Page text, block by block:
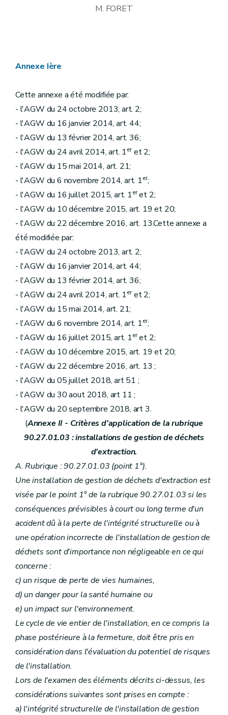
M. FORET
Annexe Ière
Cette annexe a été modifiée par:
- l'AGW du 24 octobre 2013, art. 2;
- l'AGW du 16 janvier 2014, art. 44;
- l'AGW du 13 février 2014, art. 36;
- l'AGW du 24 avril 2014, art. 1eret 2;
- l'AGW du 15 mai 2014, art. 21;
- l'AGW du 6 novembre 2014, art. 1er;
- l'AGW du 16 juillet 2015, art. 1eret 2;
- l'AGW du 10 décembre 2015, art. 19 et 20;
- l'AGW du 22 décembre 2016, art. 13.Cette annexe a
été modifiée par:
- l'AGW du 24 octobre 2013, art. 2;
- l'AGW du 16 janvier 2014, art. 44;
- l'AGW du 13 février 2014, art. 36;
- l'AGW du 24 avril 2014, art. 1eret 2;
- l'AGW du 15 mai 2014, art. 21;
- l'AGW du 6 novembre 2014, art. 1er;
- l'AGW du 16 juillet 2015, art. 1eret 2;
- l'AGW du 10 décembre 2015, art. 19 et 20;
- l'AGW du 22 décembre 2016, art. 13 ;
- l'AGW du 05 juillet 2018, art 51 ;
- l'AGW du 30 aout 2018, art 11 ;
- l'AGW du 20 septembre 2018, art 3.
(Annexe II - Critères d'application de la rubrique
90.27.01.03 : installations de gestion de déchets
d'extraction.
A. Rubrique : 90.27.01.03 (point 1°).
Une installation de gestion de déchets d'extraction est
visée par le point 1° de la rubrique 90.27.01.03 si les
conséquences prévisibles à court ou long terme d'un
accident dû à la perte de l'intégrité structurelle ou à
une opération incorrecte de l'installation de gestion de
déchets sont d'importance non négligeable en ce qui
concerne :
c) un risque de perte de vies humaines,
d) un danger pour la santé humaine ou
e) un impact sur l'environnement.
Le cycle de vie entier de l'installation, en ce compris la
phase postérieure à la fermeture, doit être pris en
considération dans l'évaluation du potentiel de risques
de l'installation.
Lors de l'examen des éléments décrits ci-dessus, les
considérations suivantes sont prises en compte :
a) l'intégrité structurelle de l'installation de gestion